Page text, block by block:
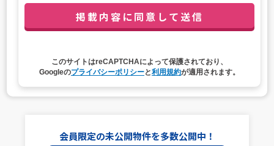
連絡先：privacy@balleggs.co.jp
（1）お問い合わせ対応（本人への連絡を含む）のため
4. 個人情報取扱いの委託
このサイトはreCAPTCHAによって保護されており、
Googleのプライバシーポリシーと利用規約が適用されます。
会員限定の未公開物件を多数公開中！